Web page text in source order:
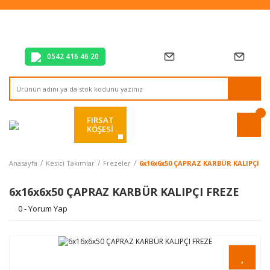
Tüm Alışverişlerde Vade Farksız 2 Taksit!
0542 416 46 20
FIRSAT
KÖŞESİ
Anasayfa Kesici Takımlar Frezeler 6x16x6x50 ÇAPRAZ KARBÜR KALIPÇI
6x16x6x50 ÇAPRAZ KARBÜR KALIPÇI FREZE
0 - Yorum Yap